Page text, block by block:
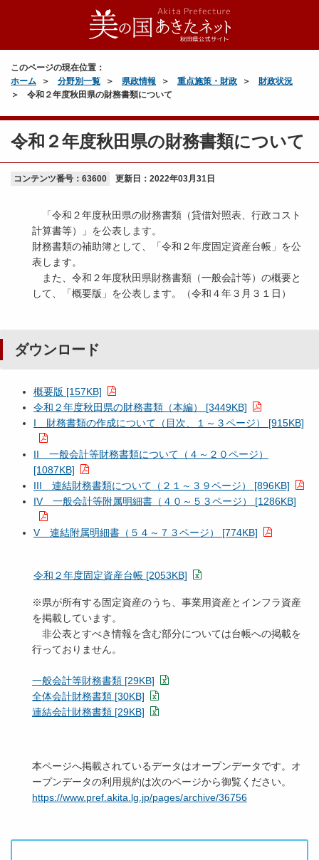
このページの現在位置：
ホーム
分野別一覧 県政情報 重点施策・財政
財政状況
令和２年度秋田県の財務書類について
令和２年度秋田県の財務書類について
コンテンツ番号：63600 更新日： 2022年03月31日
「令和２年度秋田県の財務書類（貸借対照表、行政コスト
計算書等）」を公表します。
財務書類の補助簿として、「令和２年度固定資産台帳」を公
表します。
また、令和２年度秋田県財務書類（一般会計等）の概要と
して、「概要版」を公表します。（令和４年３月３１日）
ダウンロード
概要版 [157KB]
令和２年度秋田県の財務書類（本編） [3449KB]
I 財務書類の作成について（目次、１～３ページ） [915KB]
II 一般会計等財務書類について（４～２０ページ）
[1087KB]
III 連結財務書類について（２１～３９ページ） [896KB]
IV 一般会計等附属明細書（４０～５３ページ） [1286KB]
V 連結附属明細書（５４～７３ページ） [774KB]
令和２年度固定資産台帳 [2053KB]
※県が所有する固定資産のうち、事業用資産とインフラ資産
を掲載しています。
非公表とすべき情報を含む部分については台帳への掲載を
行っておりません。
一般会計等財務書類 [29KB]
全体会計財務書類 [30KB]
連結会計財務書類 [29KB]
本ページへ掲載されているデータはオープンデータです。オ
ープンデータの利用規約は次のページから御覧ください。
https://www.pref.akita.lg.jp/pages/archive/36756